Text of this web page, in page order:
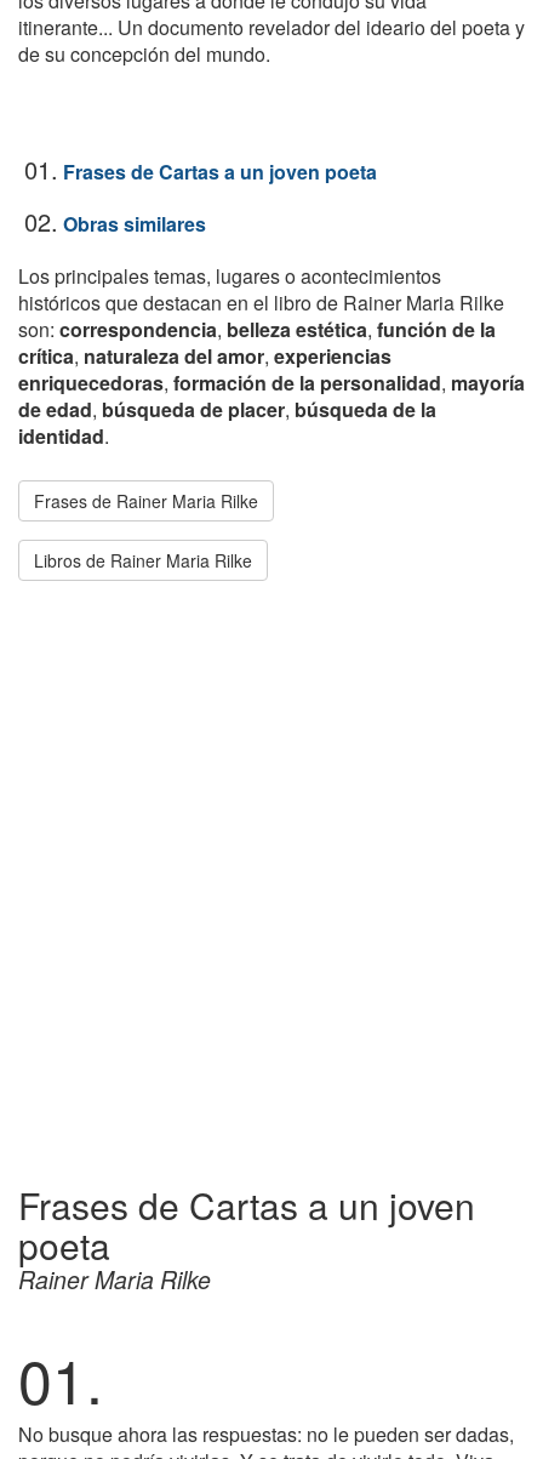
itinerante... Un documento revelador del ideario del poeta y
de su concepción del mundo.
01. Frases de Cartas a un joven poeta
02. Obras similares
Los principales temas, lugares o acontecimientos
históricos que destacan en el libro de Rainer Maria Rilke
son: correspondencia, belleza estética, función de la
crítica, naturaleza del amor, experiencias
enriquecedoras, formación de la personalidad, mayoría
de edad, búsqueda de placer, búsqueda de la
identidad.
Frases de Rainer Maria Rilke
Libros de Rainer Maria Rilke
Frases de Cartas a un joven
poeta
Rainer Maria Rilke
01.
No busque ahora las respuestas: no le pueden ser dadas,